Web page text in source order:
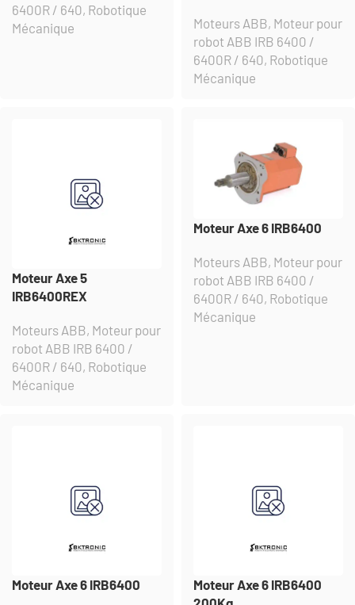
6400R / 640, Robotique
Mécanique
Moteurs ABB, Moteur pour
robot ABB IRB 6400 /
6400R / 640, Robotique
Mécanique
Moteur Axe 5
IRB6400REX
Moteurs ABB, Moteur pour
robot ABB IRB 6400 /
6400R / 640, Robotique
Mécanique
Moteur Axe 6 IRB6400
Moteurs ABB, Moteur pour
robot ABB IRB 6400 /
6400R / 640, Robotique
Mécanique
Moteur Axe 6 IRB6400
Moteur Axe 6 IRB6400